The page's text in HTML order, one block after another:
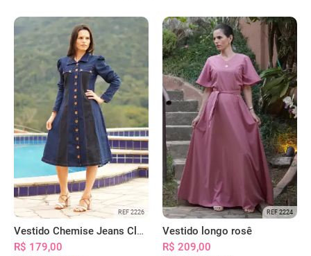
REF 2226
Vestido Chemise Jeans Clássica Serena
R$ 179,00
REF 2224
Vestido longo rosê
R$ 209,00